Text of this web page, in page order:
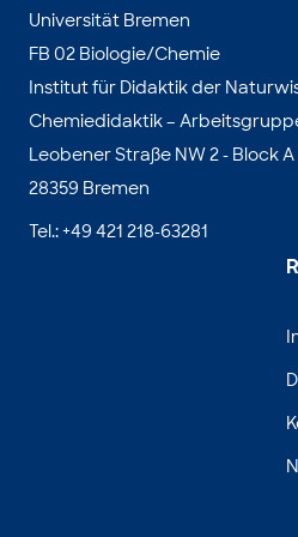
Universität Bremen
FB 02 Biologie/Chemie
Institut für Didaktik der
Chemiedidaktik –
Leobener Straße NW 2 - Block A
28359 Bremen
Tel.: +49 421 218-63281